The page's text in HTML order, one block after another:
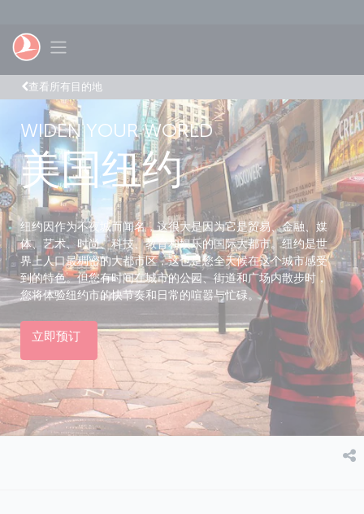
Toggle navigation
查看所有目的地
WIDEN YOUR WORLD
美国纽约
纽约因作为不夜城而闻名，这很大是因为它是贸易、金融、媒
体、艺术、时尚、科技、教育和娱乐的国际大都市。纽约是世
界上人口最稠密的大都市区，这也是您全天候在这个城市感受
到的特色。但您有时间在城市的公园、街道和广场内散步时，
您将体验纽约市的快节奏和日常的喧嚣与忙碌。
立即预订